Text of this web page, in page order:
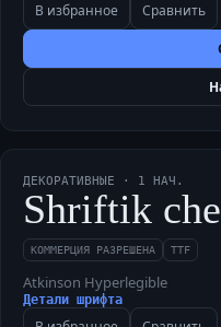
В избранное Сравнить
ДЕКОРАТИВНЫЕ · 1 НАЧ.
Shriftik
КОММЕРЦИЯ РАЗРЕШЕНА TTF
Atkinson Hyperlegible
Детали шрифта